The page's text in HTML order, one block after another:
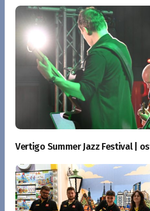
Vertigo Summer Jazz Festival |